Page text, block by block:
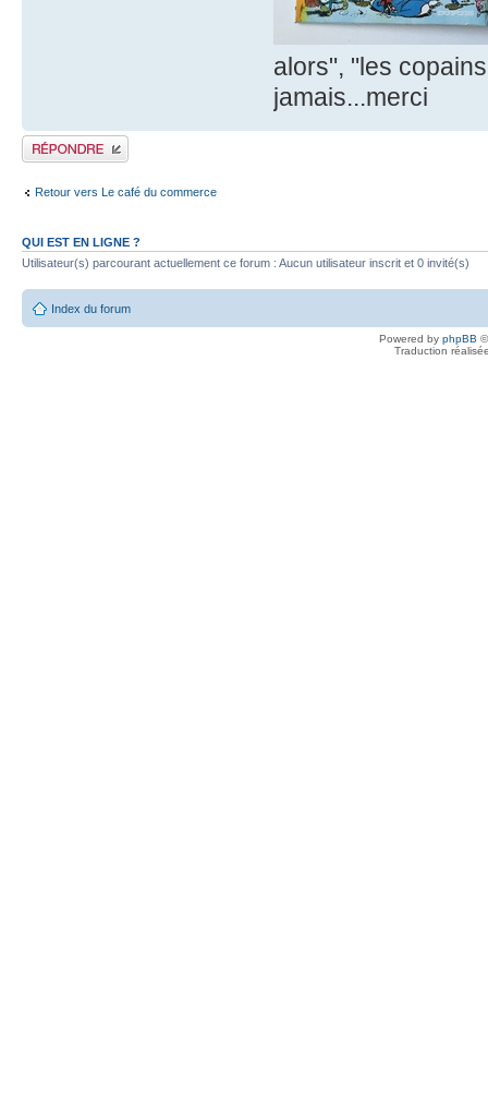
alors", "les
jamais...merci
Publier une réponse
Retour vers Le café du commerce
QUI EST EN LIGNE ?
Utilisateur(s) parcourant actuellement ce forum : Aucun utilisateur inscrit et 0 invité(s)
Index du forum
Powered by phpBB
Traduction